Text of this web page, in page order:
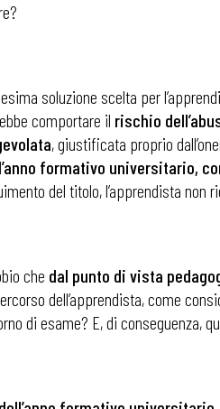
soluzione scelta per
comportare il rischio
, giustificata proprio
formativo universitario,
del titolo, l’apprendista non
che dal punto di vista
dell’apprendista, come
di esame? E, di conseguenza,